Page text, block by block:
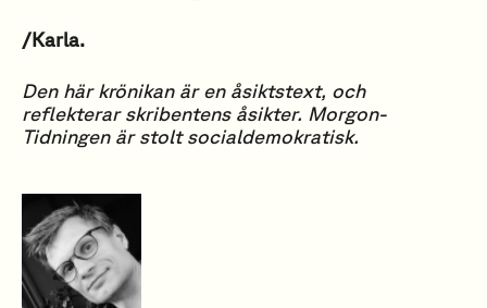
/Karla.
Den här krönikan är en åsiktstext, och
reflekterar skribentens åsikter. Morgon-
Tidningen är stolt socialdemokratisk.